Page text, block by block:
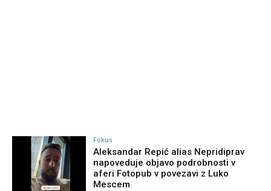
Fokus
Aleksandar Repić alias Nepridiprav
napoveduje objavo podrobnosti v
aferi Fotopub v povezavi z Luko
Mescem